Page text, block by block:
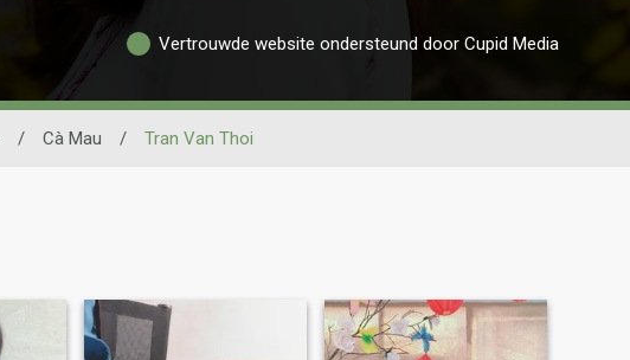
Vertrouwde website ondersteund door Cupid Media
/ Cà Mau / Tran Van Thoi